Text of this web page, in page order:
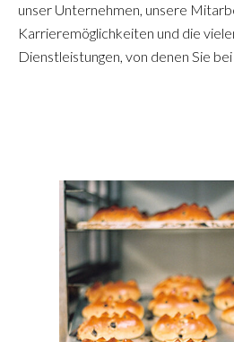
unser Unternehmen, unsere
Karrieremöglichkeiten und die
Dienstleistungen, von denen Sie